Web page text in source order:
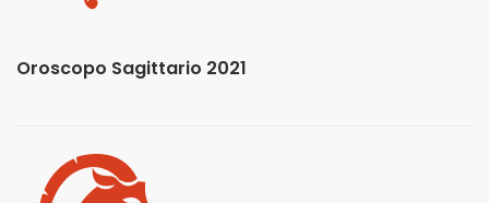
Oroscopo Sagittario 2021